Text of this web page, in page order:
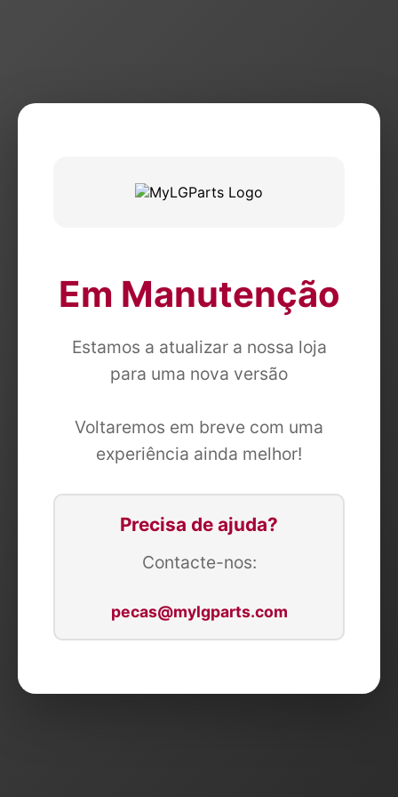
Em Manutenção
Estamos a atualizar a nossa loja
para uma nova versão
Voltaremos em breve com uma
experiência ainda melhor!
Precisa de ajuda?
Contacte-nos:
pecas@mylgparts.com